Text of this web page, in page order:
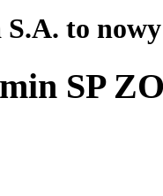
to
SP